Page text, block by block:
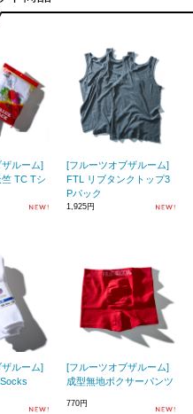
ルーム]
TC Tシ
[フルーツオブザルーム]
FTL リブタンクトップ3
Pパック
1,925円
ルーム]
[フルーツオブザルーム]
成型無地ボクサーパンツ
770円